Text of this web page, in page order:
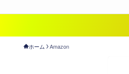
ホーム Amazon